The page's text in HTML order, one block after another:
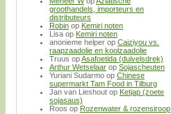
groothandels, importeurs en
distributeurs
Robin op Kemiri noten
Lisa op Kemiri noten
anonieme helper op Caiziyou vs.
raapzaadolie en koolzaadolie
Truus opAsafoetida (duivelsdrek)
Arthur Wetselaar op Sojascheuten
Yuriani Sudarmo op Chinese
supermarkt Tam Food in Tilburg
Jan van Lieshout op Ketjap (zoete
sojasaus)
Roos op Rozenwater & rozensiroop